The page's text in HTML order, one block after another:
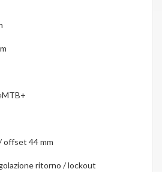
offset 44 mm
ritorno / lockout